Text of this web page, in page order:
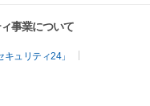
事業について
ュリティ24」